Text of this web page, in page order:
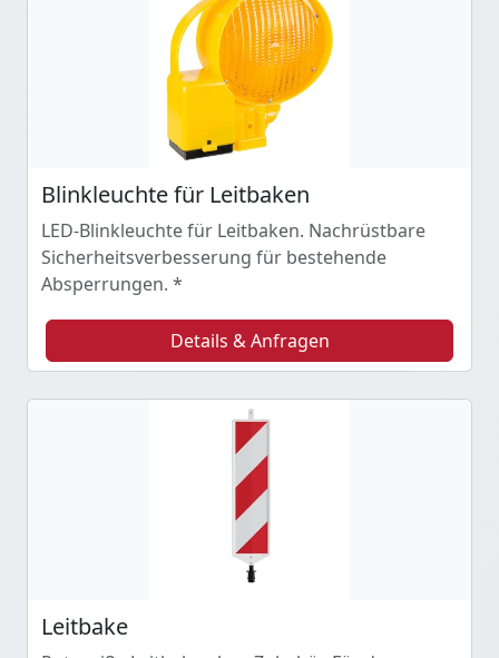
Blinkleuchte für Leitbaken
LED-Blinkleuchte für Leitbaken. Nachrüstbare
Sicherheitsverbesserung für bestehende
Absperrungen. *
Details & Anfragen
Leitbake